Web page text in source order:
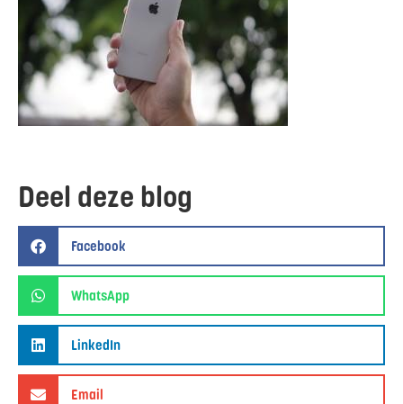
Deel deze blog
Facebook
WhatsApp
LinkedIn
Email